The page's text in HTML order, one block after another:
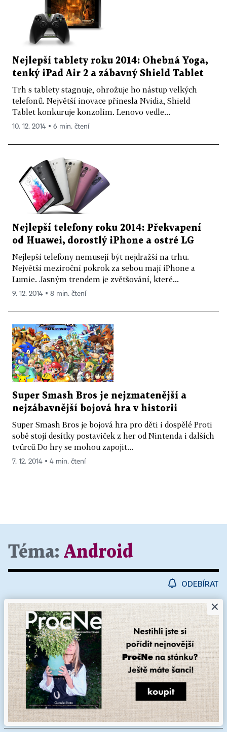
Nejlepší tablety roku 2014: Ohebná Yoga,
tenký iPad Air 2 a zábavný Shield Tablet
Trh s tablety stagnuje, ohrožuje ho nástup velkých
telefonů. Největší inovace přinesla Nvidia, Shield
Tablet konkuruje konzolím. Lenovo vedle...
10. 12. 2014 ▪ 6 min. čtení
Nejlepší telefony roku 2014: Překvapení
od Huawei, dorostlý iPhone a ostré LG
Nejlepší telefony nemusejí být nejdražší na trhu.
Největší meziroční pokrok za sebou mají iPhone a
Lumie. Jasným trendem je zvětšování, které...
9. 12. 2014 ▪ 8 min. čtení
Super Smash Bros je nejzmatenější a
nejzábavnější bojová hra v historii
Super Smash Bros je bojová hra pro děti i dospělé Proti
sobě stojí desítky postaviček z her od Nintenda i dalších
tvůrců Do hry se mohou zapojit...
7. 12. 2014 ▪ 4 min. čtení
Téma: Android
ODEBÍRAT
Sony Bravia 9 II se hlásí o titul televize
roku. Jas odpovídá profesionálním
monitorům ve filmových studiích
Letos je to naposledy, co Sony uvádí na trh své vlastní
televize. Od příštího roku už bude pod značkou Sony
Bravia vyrábět televizory TCL ve společném podniku, v
němž má čínská firma většinový podíl. I to je důvod,
proč by při pohledu na Bravii 9 II...
5. 8. 2026 ▪ 10 min. čtení
×